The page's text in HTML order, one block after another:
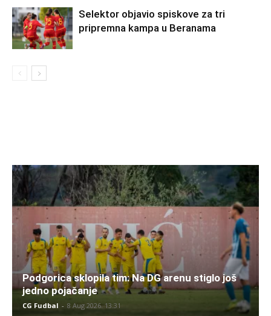
Selektor objavio spiskove za tri
pripremna kampa u Beranama
Podgorica sklopila tim: Na DG arenu stiglo još
jedno pojačanje
CG Fudbal - 8 Aug 2026. 13:31